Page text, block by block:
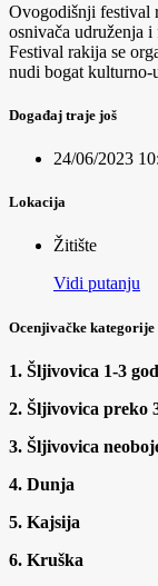
Ovogodišnji festival
osnivača udruženja
Festival rakija se
nudi bogat kulturno-
Događaj traje još
24/06/2023
Lokacija
Žitište
Vidi putanju
Ocenjivačke kategorije
1. Šljivovica 1-3
2. Šljivovica preko
3. Šljivovica
4. Dunja
5. Kajsija
6. Kruška